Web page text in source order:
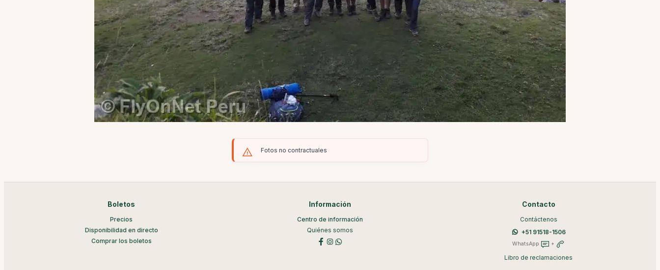
Fotos no contractuales
Boletos
Precios
Disponibilidad en directo
Comprar los boletos
Información
Centro de información
Quiénes somos
Contacto
Contáctenos
+51 91518-1506
WhatsApp +
Libro de reclamaciones